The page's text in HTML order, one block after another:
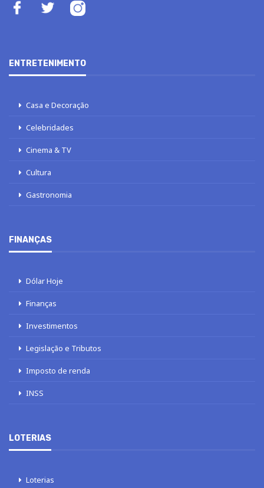
ENTRETENIMENTO
Casa e Decoração
Celebridades
Cinema & TV
Cultura
Gastronomia
FINANÇAS
Dólar Hoje
Finanças
Investimentos
Legislação e Tributos
Imposto de renda
INSS
LOTERIAS
Loterias